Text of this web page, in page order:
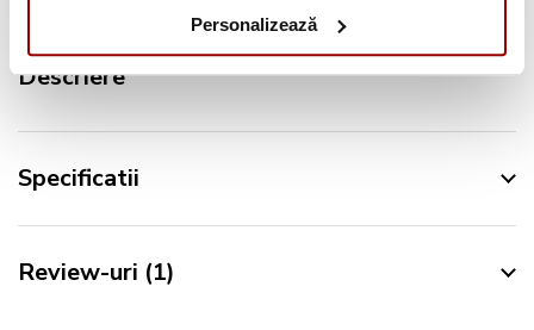
Personalizează
Descriere
Specificatii
Review-uri 1